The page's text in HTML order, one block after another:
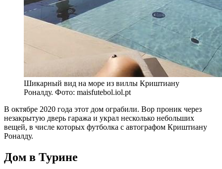
Шикарный вид на море из виллы Криштиану
Роналду. Фото: maisfutebol.iol.pt
В октябре 2020 года этот дом ограбили. Вор проник через
незакрытую дверь гаража и украл несколько небольших
вещей, в числе которых футболка с автографом Криштиану
Роналду.
Дом в Турине